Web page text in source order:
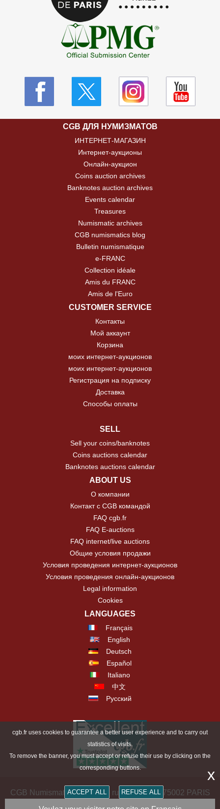
CGB ДЛЯ НУМИЗМАТОВ
ИНТЕРНЕТ-МАГАЗИН
Интернет-аукционы
Онлайн-аукцион
Coins auction archives
Banknotes auction archives
Events calendar
Treasures
Numismatic archives
CGB numismatics blog
Bulletin numismatique
e-FRANC
Collection idéale
Amis du FRANC
Amis de l'Euro
CUSTOMER SERVICE
Контакты
Мой аккаунт
Корзина
моих интернет-аукционов
моих интернет-аукционов
Регистрация на подписку
Доставка
Способы оплаты
SELL
Sell your coins/banknotes
Coins auctions calendar
Banknotes auctions calendar
ABOUT US
О компании
Контакт с CGB командой
FAQ cgb.fr
FAQ E-auctions
FAQ internet/live auctions
Общие условия продажи
Условия проведения интернет-аукционов
Условия проведения онлайн-аукционов
Legal information
Cookies
LANGUAGES
Français
English
Deutsch
Español
Italiano
中文
Русский
CGB Numismatics Paris - 36 rue Vivienne - 75002 PARIS
cgb.fr uses cookies to guarantee a better user experience and to carry out
statistics of visits.
To remove the banner, you must accept or refuse their use by clicking on the
corresponding buttons.
ACCEPT ALL REFUSE ALL
x